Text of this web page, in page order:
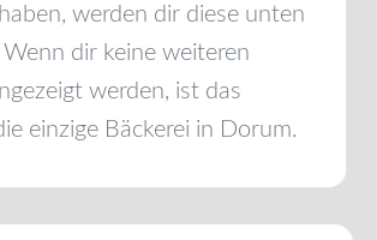
werden dir diese unten
dir keine weiteren
werden, ist das
einzige Bäckerei in Dorum.